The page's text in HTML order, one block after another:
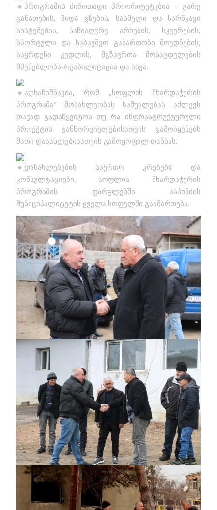
პროგრამის ძირითადი პრიორიტეტებია – გარე
განათების, შიდა გზების, სასმელი და სარწყავი
სისტემების, სანიაღვრე არხების, სკვერების,
სპორტული და საბავშვო გასართობი მოედნების,
საყრდენი კედლის, მგზავრთა მოსაცდელების
მშენებლობა-რეაბილიტაცია და სხვა.
აღსანიშნავია, რომ „სოფლის მხარდაჭერის
პროგრამა“ მოსახლეობას საშუალებას აძლევს
თავად გადაწყვიტოს თუ რა ინფრასტრუქტურული
პროექტის განხორციელებისათვის გამოიყენებს
მათი დასახლებისათვის გამოყოფილ თანხას.
დასახლებების საერთო კრებები და
კონსულტაციები, სოფლის მხარდაჭერის
პროგრამის ფარგლებში ასპინძის
მუნიციპალიტეტის ყველა სოფელში გაიმართება.